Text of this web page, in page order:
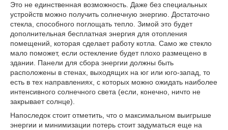
Это не единственная возможность. Даже без специальных
устройств можно получить солнечную энергию. Достаточно
стекла, способного поглощать тепло. Зимой это будет
дополнительная бесплатная энергия для отопления
помещений, которая сделает работу котла. Само же стекло
мало поможет, если остекление будет плохо размещено в
здании. Панели для сбора энергии должны быть
расположены в стенах, выходящих на юг или юго-запад, то
есть в тех направлениях, с которых можно ожидать наиболее
интенсивного солнечного света (если, конечно, ничто не
закрывает солнце).
Напоследок стоит отметить, что о максимальном выигрыше
энергии и минимизации потерь стоит задуматься еще на